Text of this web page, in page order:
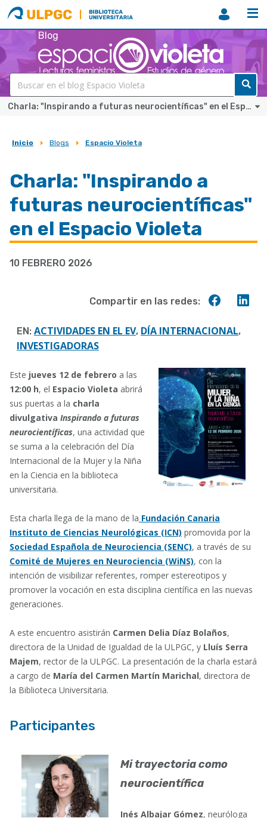
ULPGC
Biblioteca
ULPGC
Blog
Charla: "Inspirando a futuras neurocientíficas" en el Espacio Violeta
Sobrescribir
de
ayuda
a
la
navegación
Inicio Blogs Espacio Violeta
Charla: "Inspirando a
futuras neurocientíficas"
en el Espacio Violeta
10 FEBRERO 2026
Compartir en las redes:
EN: ACTIVIDADES EN EL EV, DÍA INTERNACIONAL,
INVESTIGADORAS
Este jueves 12 de febrero a las
12:00 h, el Espacio Violeta abrirá
sus puertas a la charla
divulgativa Inspirando a futuras
neurocientíficas, una actividad que
se suma a la celebración del Día
Internacional de la Mujer y la Niña
en la Ciencia en la biblioteca
universitaria.
Esta charla llega de la mano de la Fundación Canaria
Instituto de Ciencias Neurológicas (ICN) promovida por la
Sociedad Española de Neurociencia (SENC), a través de su
Comité de Mujeres en Neurociencia (WiNS), con la
intención de visibilizar referentes, romper estereotipos y
promover la vocación en esta disciplina científica en las nuevas
generaciones.
A este encuentro asistirán Carmen Delia Díaz Bolaños,
directora de la Unidad de Igualdad de la ULPGC, y Lluís Serra
Majem, rector de la ULPGC. La presentación de la charla estará
a cargo de María del Carmen Martín Marichal, directora de
la Biblioteca Universitaria.
Participantes
Mi trayectoria como
neurocientífica
Inés Albajar Gómez, neuróloga